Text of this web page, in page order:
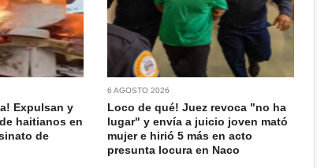
Expulsan y
haitianos en
de
6 AGOSTO 2026
Loco de qué! Juez revoca "no ha
lugar" y envía a juicio joven mató
mujer e hirió 5 más en acto
presunta locura en Naco